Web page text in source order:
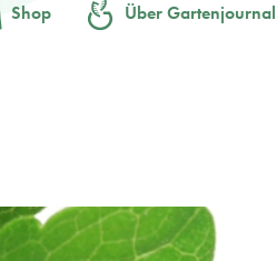
Shop Über Gartenjournal